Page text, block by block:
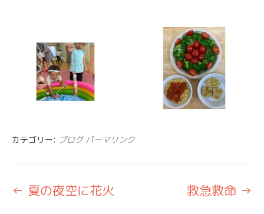
カテゴリー: ブログ パーマリンク
投
← 夏の夜空に花火 救急救命 →